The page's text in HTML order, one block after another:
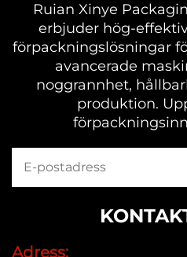
Ruian Xinye
erbjuder hög-
förpackningslösningar
avancerade
noggrannhet,
produktion.
Adress: